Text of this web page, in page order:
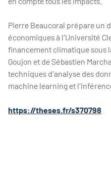
Pierre Beaucoral prépare un
économiques à l'Université
financement climatique sous
Goujon et de Sébastien
techniques d'analyse des
machine learning et
https://theses.fr/s370798